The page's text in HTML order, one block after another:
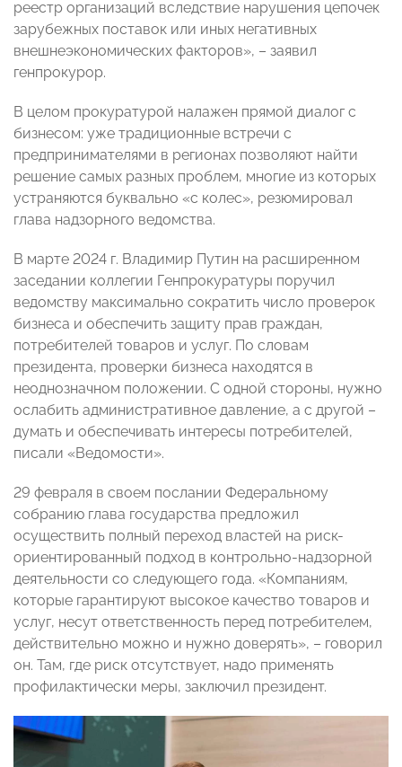
реестр организаций вследствие нарушения цепочек
зарубежных поставок или иных негативных
внешнеэкономических факторов», – заявил
генпрокурор.
В целом прокуратурой налажен прямой диалог с
бизнесом: уже традиционные встречи с
предпринимателями в регионах позволяют найти
решение самых разных проблем, многие из которых
устраняются буквально «с колес», резюмировал
глава надзорного ведомства.
В марте 2024 г. Владимир Путин на расширенном
заседании коллегии Генпрокуратуры поручил
ведомству максимально сократить число проверок
бизнеса и обеспечить защиту прав граждан,
потребителей товаров и услуг. По словам
президента, проверки бизнеса находятся в
неоднозначном положении. С одной стороны, нужно
ослабить административное давление, а с другой –
думать и обеспечивать интересы потребителей,
писали «Ведомости».
29 февраля в своем послании Федеральному
собранию глава государства предложил
осуществить полный переход властей на риск-
ориентированный подход в контрольно-надзорной
деятельности со следующего года. «Компаниям,
которые гарантируют высокое качество товаров и
услуг, несут ответственность перед потребителем,
действительно можно и нужно доверять», – говорил
он. Там, где риск отсутствует, надо применять
профилактически меры, заключил президент.